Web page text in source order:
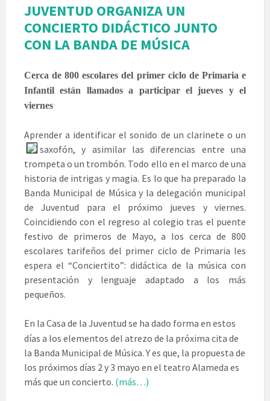
JUVENTUD ORGANIZA UN
CONCIERTO DIDÁCTICO JUNTO
CON LA BANDA DE MÚSICA
Cerca de 800 escolares del primer ciclo de Primaria e
Infantil están llamados a participar el jueves y el
viernes
Aprender a identificar el sonido de un clarinete o un
saxofón, y asimilar las diferencias entre una
trompeta o un trombón. Todo ello en el marco de una
historia de intrigas y magia. Es lo que ha preparado la
Banda Municipal de Música y la delegación municipal
de Juventud para el próximo jueves y viernes.
Coincidiendo con el regreso al colegio tras el puente
festivo de primeros de Mayo, a los cerca de 800
escolares tarifeños del primer ciclo de Primaria les
espera el “Conciertito”: didáctica de la música con
presentación y lenguaje adaptado a los más
pequeños.
En la Casa de la Juventud se ha dado forma en estos
días a los elementos del atrezo de la próxima cita de
la Banda Municipal de Música. Y es que, la propuesta de
los próximos días 2 y 3 mayo en el teatro Alameda es
más que un concierto. (más…)